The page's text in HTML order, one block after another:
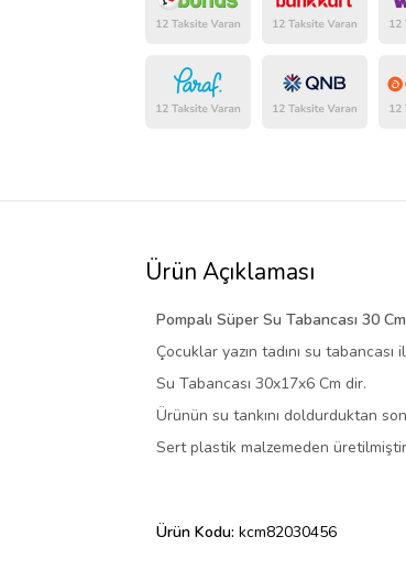
Ürün Açıklaması
Pompalı Süper Su Tabancası 30
Çocuklar yazın tadını su tabancası
Su Tabancası 30x17x6 Cm dir.
Ürünün su tankını doldurduktan
Sert plastik malzemeden
Ürün Kodu: kcm82030456